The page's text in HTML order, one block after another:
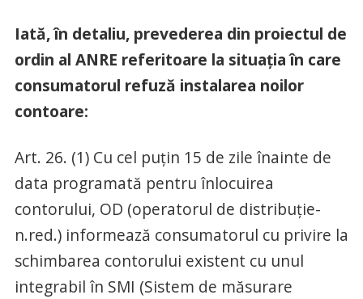
Iată, în detaliu, prevederea din proiectul de
ordin al ANRE referitoare la situaţia în care
consumatorul refuză instalarea noilor
contoare:
Art. 26. (1) Cu cel puțin 15 de zile înainte de
data programată pentru înlocuirea
contorului, OD (operatorul de distribuţie-
n.red.) informează consumatorul cu privire la
schimbarea contorului existent cu unul
integrabil în SMI (Sistem de măsurare